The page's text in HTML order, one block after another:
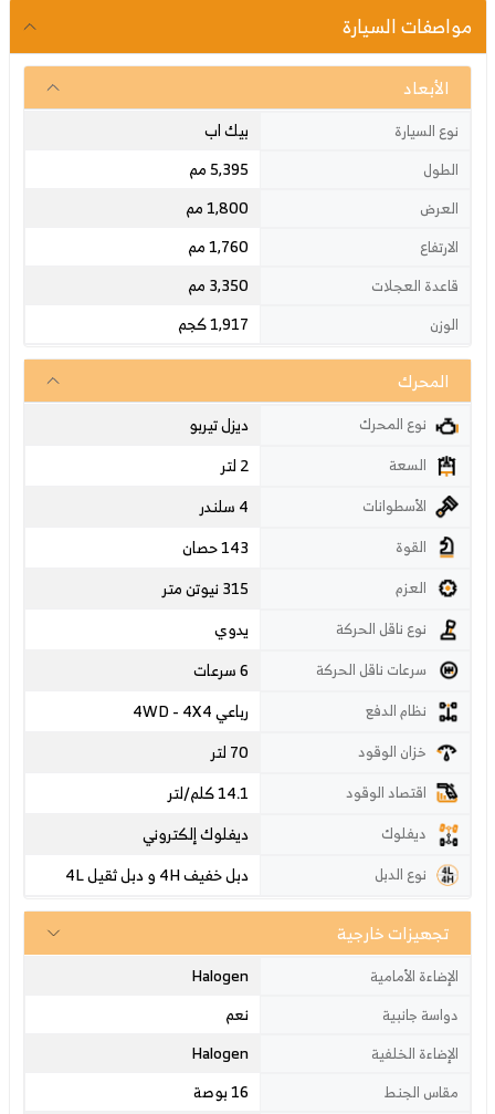
مواصفات السيارة
الأبعاد
نوع السيارة بيك اب
الطول 5,395 مم
العرض 1,800 مم
الارتفاع 1,760 مم
قاعدة العجلات 3,350 مم
الوزن 1,917 كجم
المحرك
نوع المحرك ديزل تيربو
السعة 2 لتر
الأسطوانات 4 سلندر
القوة 143 حصان
العزم 315 نيوتن متر
نوع ناقل الحركة يدوي
سرعات ناقل الحركة 6 سرعات
نظام الدفع رباعي 4WD - 4X4
خزان الوقود 70 لتر
اقتصاد الوقود 14.1 كلم/لتر
ديفلوك ديفلوك إلكتروني
نوع الدبل دبل خفيف 4H و دبل ثقيل 4L
تجهيزات خارجية
الإضاءة الأمامية Halogen
دواسة جانبية نعم
الإضاءة الخلفية Halogen
مقاس الجنط 16 بوصة